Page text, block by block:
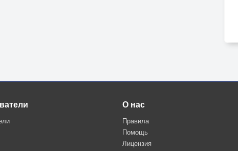
О нас
Правила
Помощь
Лицензия